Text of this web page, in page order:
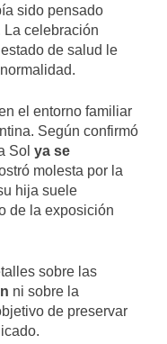
sido pensado
La celebración
de salud le
el entorno familiar
Según confirmó
Sol ya se
molesta por la
hija suele
de la exposición
sobre las
ni sobre la
de preservar